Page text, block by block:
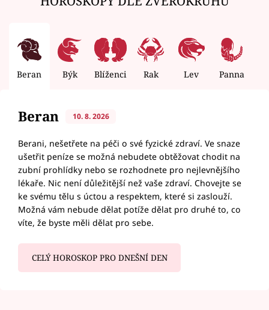
Beran Býk Blíženci Rak Lev Panna
Beran 10. 8. 2026
Berani, nešetřete na péči o své fyzické zdraví. Ve snaze
ušetřit peníze se možná nebudete obtěžovat chodit na
zubní prohlídky nebo se rozhodnete pro nejlevnějšího
lékaře. Nic není důležitější než vaše zdraví. Chovejte se
ke svému tělu s úctou a respektem, které si zaslouží.
Možná vám nebude dělat potíže dělat pro druhé to, co
víte, že byste měli dělat pro sebe.
CELÝ HOROSKOP PRO DNEŠNÍ DEN